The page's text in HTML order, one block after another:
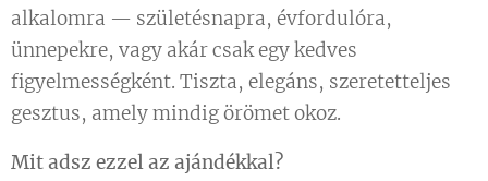
alkalomra — születésnapra, évfordulóra,
ünnepekre, vagy akár csak egy kedves
figyelmességként. Tiszta, elegáns, szeretetteljes
gesztus, amely mindig örömet okoz.
Mit adsz ezzel az ajándékkal?